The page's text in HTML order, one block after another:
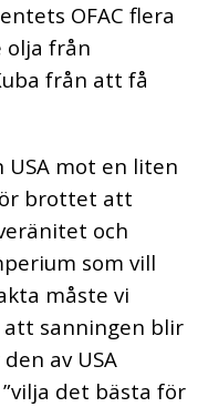
OFAC flera
olja från
från att få
mot en liten
brottet att
och
som vill
måste vi
att sanningen blir
av USA
det bästa för